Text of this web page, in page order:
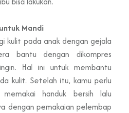
Mandi
kulit pada anak dengan gejala
bantu dengan dikompres
Hal ini untuk membantu
kulit. Setelah itu, kamu perlu
handuk bersih lalu
dengan pemakaian pelembap